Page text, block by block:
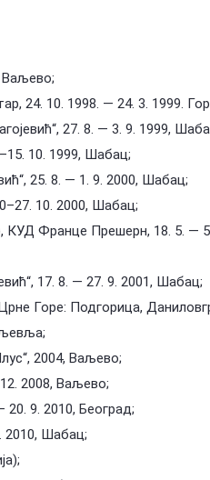
Ваљево;
24. 10. 1998. — 24. 3. 1999.
27. 8. — 3. 9. 1999,
10. 1999, Шабац;
25. 8. — 1. 9. 2000, Шабац;
10. 2000, Шабац;
КУД Франце Прешерн, 18. 5. —
17. 8. — 27. 9. 2001, Шабац;
Горе: Подгорица,
2004, Ваљево;
2008, Ваљево;
20. 9. 2010, Београд;
2010, Шабац;